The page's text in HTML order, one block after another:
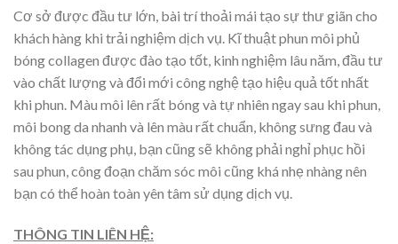
Cơ sở được đầu tư lớn, bài trí thoải mái tạo sự thư giãn cho
khách hàng khi trải nghiệm dịch vụ. Kĩ thuật phun môi phủ
bóng collagen được đào tạo tốt, kinh nghiệm lâu năm, đầu tư
vào chất lượng và đổi mới công nghệ tạo hiệu quả tốt nhất
khi phun. Màu môi lên rất bóng và tự nhiên ngay sau khi phun,
môi bong da nhanh và lên màu rất chuẩn, không sưng đau và
không tác dụng phụ, bạn cũng sẽ không phải nghỉ phục hồi
sau phun, công đoạn chăm sóc môi cũng khá nhẹ nhàng nên
bạn có thể hoàn toàn yên tâm sử dụng dịch vụ.
THÔNG TIN LIÊN HỆ: